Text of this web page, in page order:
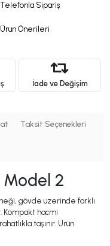
Telefonla Sipariş
Ürün Önerileri
İade ve Değişim
Taksit Seçenekleri
Model 2
gövde üzerinde farklı
Kompakt hacmi
taşınır. Ürün